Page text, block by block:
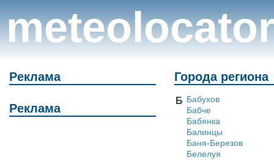
meteolocator
Реклама
Реклама
Города региона
Б Бабухов
Бабче
Бабянка
Балинцы
Баня-Березов
Белелуя